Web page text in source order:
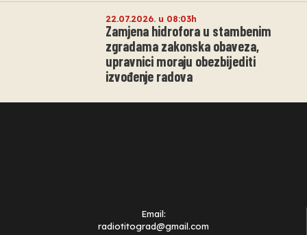
22.07.2026. u 08:03h
Zamjena hidrofora u stambenim
zgradama zakonska obaveza,
upravnici moraju obezbijediti
izvođenje radova
Email:
radiotitograd@gmail.com